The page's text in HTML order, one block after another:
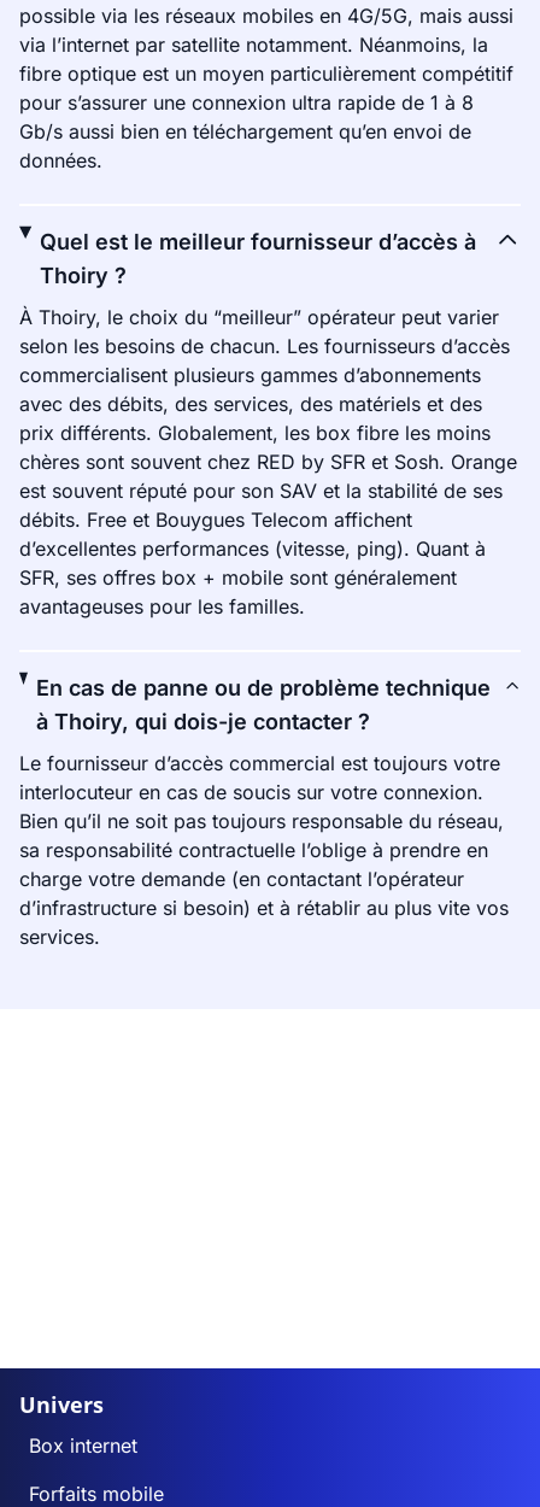
possible via les réseaux mobiles en 4G/5G, mais aussi
via l’internet par satellite notamment. Néanmoins, la
fibre optique est un moyen particulièrement compétitif
pour s’assurer une connexion ultra rapide de 1 à 8
Gb/s aussi bien en téléchargement qu’en envoi de
données.
Quel est le meilleur fournisseur d’accès à
Thoiry ?
À Thoiry, le choix du “meilleur” opérateur peut varier
selon les besoins de chacun. Les fournisseurs d’accès
commercialisent plusieurs gammes d’abonnements
avec des débits, des services, des matériels et des
prix différents. Globalement, les box fibre les moins
chères sont souvent chez RED by SFR et Sosh. Orange
est souvent réputé pour son SAV et la stabilité de ses
débits. Free et Bouygues Telecom affichent
d’excellentes performances (vitesse, ping). Quant à
SFR, ses offres box + mobile sont généralement
avantageuses pour les familles.
En cas de panne ou de problème technique
à Thoiry, qui dois-je contacter ?
Le fournisseur d’accès commercial est toujours votre
interlocuteur en cas de soucis sur votre connexion.
Bien qu’il ne soit pas toujours responsable du réseau,
sa responsabilité contractuelle l’oblige à prendre en
charge votre demande (en contactant l’opérateur
d’infrastructure si besoin) et à rétablir au plus vite vos
services.
Univers
Box internet
Forfaits mobile